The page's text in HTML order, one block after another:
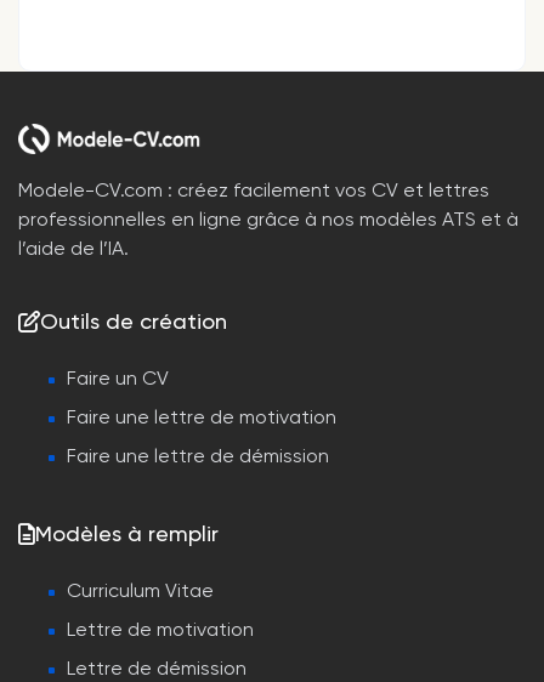
Modele-CV.com : créez facilement vos CV et lettres
professionnelles en ligne grâce à nos modèles ATS et à
l’aide de l’IA.
Outils de création
Faire un CV
Faire une lettre de motivation
Faire une lettre de démission
Modèles à remplir
Curriculum Vitae
Lettre de motivation
Lettre de démission